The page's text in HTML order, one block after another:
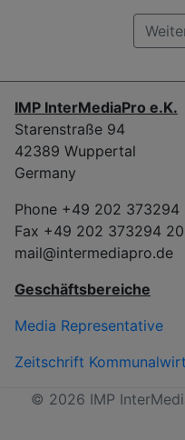
IMP InterMediaPro e.K.
Starenstraße 94
42389 Wuppertal
Germany
Phone +49 202 373294
Fax +49 202 373294 20
mail@intermediapro.de
Geschäftsbereiche
Media Representative
Zeitschrift
© 2026 IMP